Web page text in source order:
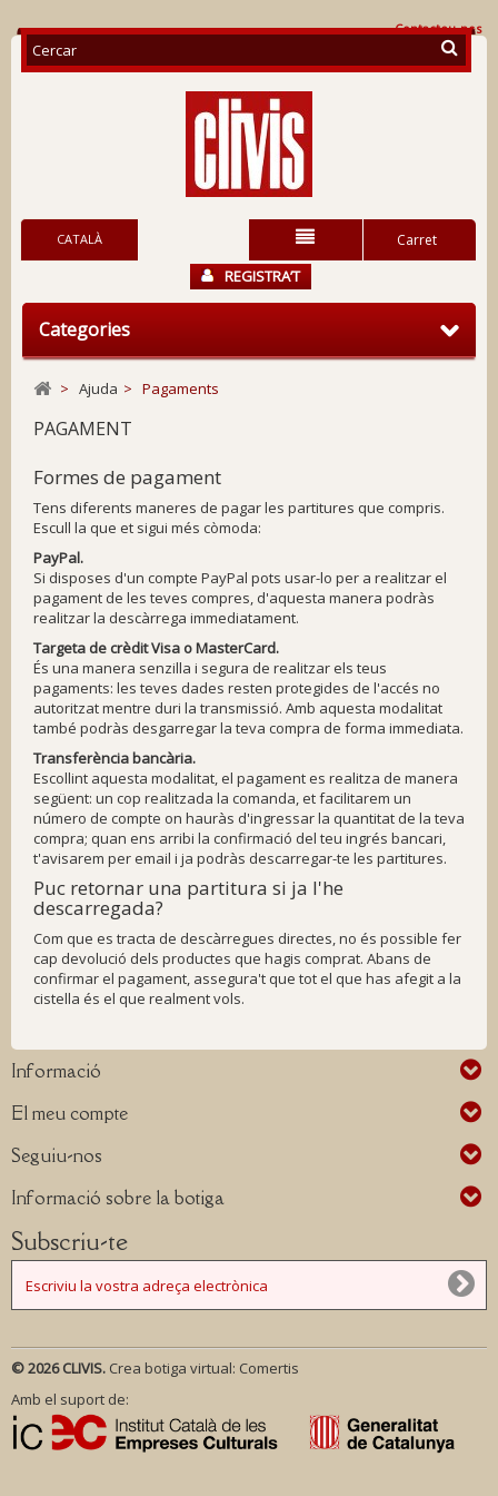
Contacteu-nos
Carret
CATALÀ
REGISTRA’T
Categories
> Ajuda > Pagaments
PAGAMENT
Formes de pagament
Tens diferents maneres de pagar les partitures que compris.
Escull la que et sigui més còmoda:
PayPal.
Si disposes d'un compte PayPal pots usar-lo per a realitzar el
pagament de les teves compres, d'aquesta manera podràs
realitzar la descàrrega immediatament.
Targeta de crèdit Visa o MasterCard.
És una manera senzilla i segura de realitzar els teus
pagaments: les teves dades resten protegides de l'accés no
autoritzat mentre duri la transmissió. Amb aquesta modalitat
també podràs desgarregar la teva compra de forma immediata.
Transferència bancària.
Escollint aquesta modalitat, el pagament es realitza de manera
següent: un cop realitzada la comanda, et facilitarem un
número de compte on hauràs d'ingressar la quantitat de la teva
compra; quan ens arribi la confirmació del teu ingrés bancari,
t'avisarem per email i ja podràs descarregar-te les partitures.
Puc retornar una partitura si ja l'he
descarregada?
Com que es tracta de descàrregues directes, no és possible fer
cap devolució dels productes que hagis comprat. Abans de
confirmar el pagament, assegura't que tot el que has afegit a la
cistella és el que realment vols.
Informació
El meu compte
Seguiu-nos
Informació sobre la botiga
Subscriu-te
© 2026 CLIVIS. Crea botiga virtual: Comertis
Amb el suport de: